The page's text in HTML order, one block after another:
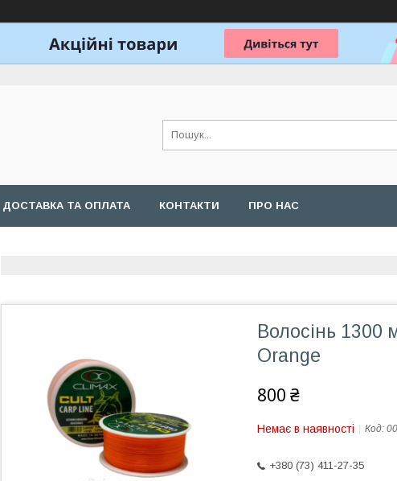
ДОСТАВКА ТА ОПЛАТА КОНТАКТИ ПРО НАС
Волосінь 1300
Orange
800 ₴
Немає в наявності Код:
+380 (73) 411-27-35